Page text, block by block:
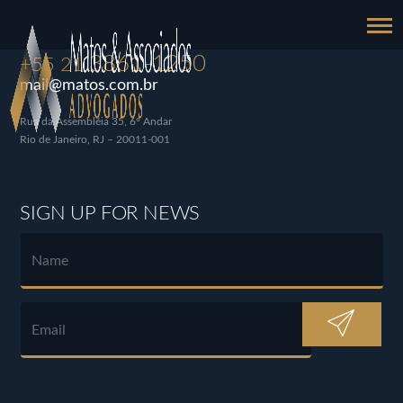
+55 213861-1250
mail@matos.com.br
Rua da Assembléia 35, 6º Andar
Rio de Janeiro, RJ – 20011-001
SIGN UP FOR NEWS